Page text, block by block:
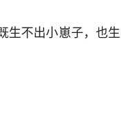
生不出小崽子，也生